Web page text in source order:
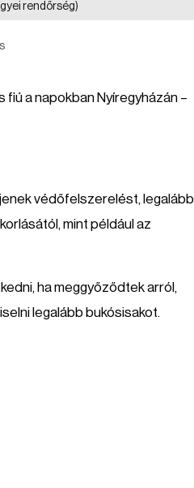
rendőrség)
a napokban Nyíregyházán –
védőfelszerelést, legalább
mint például az
ha meggyőződtek arról,
legalább bukósisakot.